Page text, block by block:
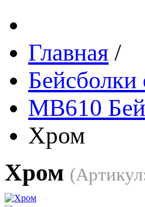
Главная /
Бейсболки
MB610
Хром
Хром